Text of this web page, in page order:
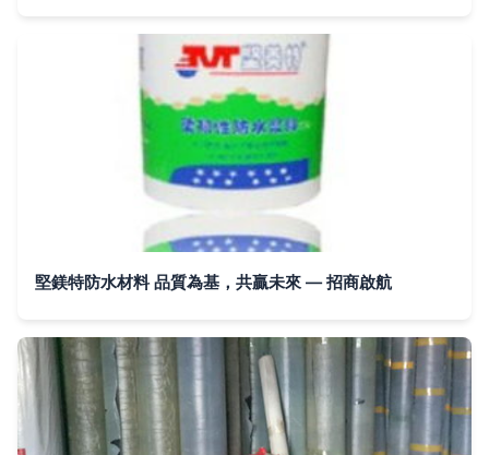
堅鎂特防水材料 品質為基，共贏未來 — 招商啟航